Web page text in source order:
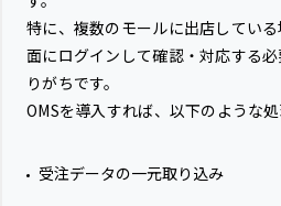
特に、複数のモールに出店してい
面にログインして確認・対応する
りがちです。
OMSを導入すれば、以下のような処
受注データの一元取り込み